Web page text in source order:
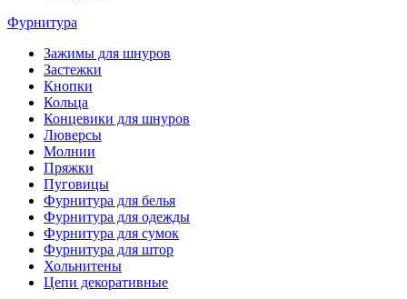
Фурнитура
Зажимы для шнуров
Застежки
Кнопки
Кольца
Концевики для шнуров
Люверсы
Молнии
Пряжки
Пуговицы
Фурнитура для белья
Фурнитура для одежды
Фурнитура для сумок
Фурнитура для штор
Хольнитены
Цепи декоративные